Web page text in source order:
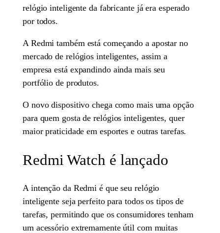
relógio inteligente da fabricante já era esperado
por todos.
A Redmi também está começando a apostar no
mercado de relógios inteligentes, assim a
empresa está expandindo ainda mais seu
portfólio de produtos.
O novo dispositivo chega como mais uma opção
para quem gosta de relógios inteligentes, quer
maior praticidade em esportes e outras tarefas.
Redmi Watch é lançado
A intenção da Redmi é que seu relógio
inteligente seja perfeito para todos os tipos de
tarefas, permitindo que os consumidores tenham
um acessório extremamente útil com muitas